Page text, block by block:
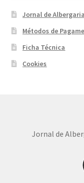
Jornal de Albergaria
Métodos de
Ficha Técnica
Cookies
Jornal de